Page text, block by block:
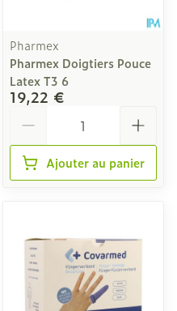
Pharmex
Pharmex Doigtiers Pouce
Latex T3 6
19,22 €
Ajouter au panier